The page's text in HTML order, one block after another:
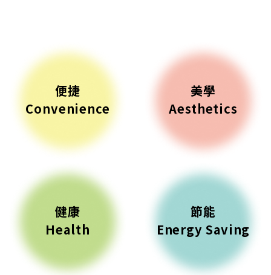
便捷
Convenience
美學
Aesthetics
健康
Health
節能
Energy Saving